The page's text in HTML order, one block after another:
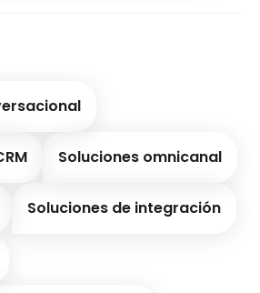
Soluciones omnicanal
Soluciones de integración